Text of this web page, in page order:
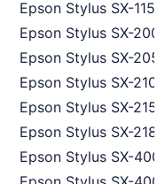
Epson Stylus SX-115
Epson Stylus SX-200
Epson Stylus SX-205
Epson Stylus SX-210
Epson Stylus SX-215
Epson Stylus SX-218
Epson Stylus SX-400